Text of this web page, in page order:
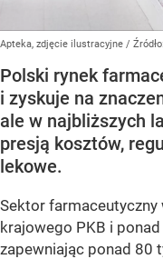
Apteka, zdjęcie ilustracyjne / Źródło:
Polski rynek
i zyskuje na
ale w najbliższych
presją kosztów,
lekowe.
Sektor farmaceutyczny
krajowego PKB i
zapewniając ponad 80